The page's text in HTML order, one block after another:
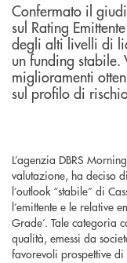
Confermato il
sul Rating
degli alti livelli di
un funding stabile.
miglioramenti
sul profilo di
L’agenzia DBRS
valutazione, ha deciso
l’outlook “stabile” di
l’emittente e le relative
Grade’. Tale categoria
qualità, emessi da
favorevoli prospettive di